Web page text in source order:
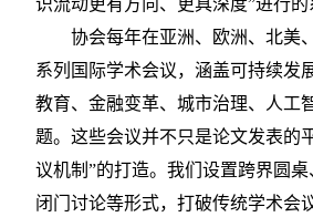
识流动更有方向、更具深度”进行的
协会每年在亚洲、欧洲、北美
系列国际学术会议，涵盖可持续发
教育、金融变革、城市治理、人工
题。这些会议并不只是论文发表的
议机制”的打造。我们设置跨界圆
闭门讨论等形式，打破传统学术会